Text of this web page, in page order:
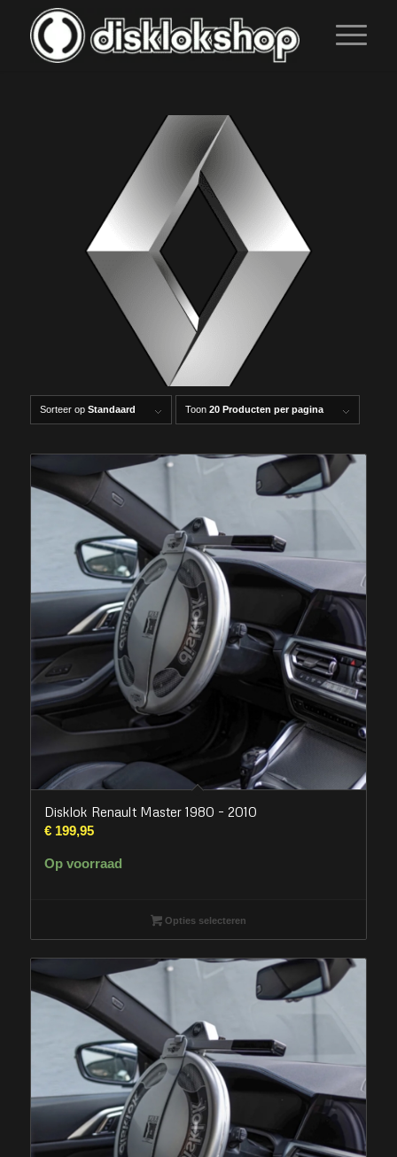
Sorteer op Standaard Toon 20 Producten per pagina
Disklok Renault Master 1980 – 2010
€199,95
Op voorraad
Opties selecteren